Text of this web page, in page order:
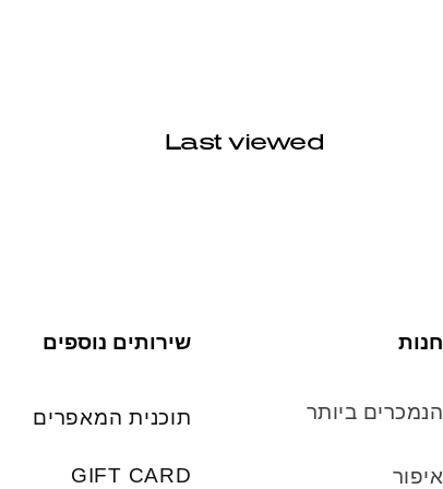
Last viewed
שירותים נוספים
תוכנית המאפרים
GIFT CARD
חנות
הנמכרים ביותר
איפור